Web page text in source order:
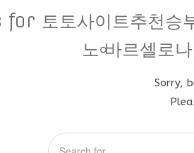
토토사이트추천승
노৹바르셀로
Sorry,